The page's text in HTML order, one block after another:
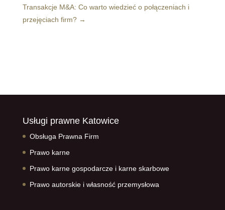
Transakcje M&A: Co warto wiedzieć o połączeniach i
przejęciach firm?→
Usługi prawne Katowice
Obsługa Prawna Firm
Prawo karne
Prawo karne gospodarcze i karne skarbowe
Prawo autorskie i własność przemysłowa